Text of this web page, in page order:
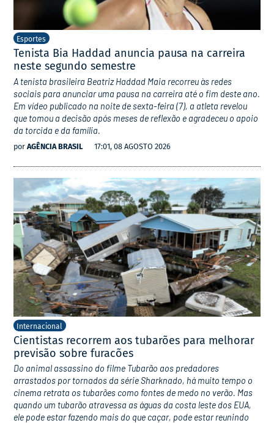
Esportes
Tenista Bia Haddad anuncia pausa na carreira
neste segundo semestre
A tenista brasileira Beatriz Haddad Maia recorreu às redes
sociais para anunciar uma pausa na carreira até o fim deste ano.
Em vídeo publicado na noite de sexta-feira (7), a atleta revelou
que tomou a decisão após meses de reflexão e agradeceu o apoio
da torcida e da família.
por AGÊNCIA BRASIL 17:01, 08 AGOSTO 2026
Internacional
Cientistas recorrem aos tubarões para melhorar
previsão sobre furacões
Do animal assassino do filme Tubarão aos predadores
arrastados por tornados da série Sharknado, há muito tempo o
cinema retrata os tubarões como fontes de medo no verão. Mas
quando um tubarão atravessa as águas da costa leste dos EUA,
ele pode estar fazendo mais do que caçar, pode estar reunindo